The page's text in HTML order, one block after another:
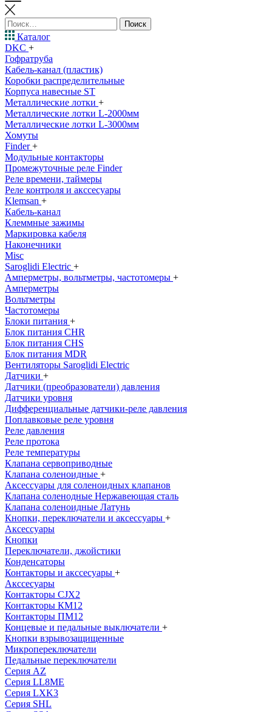
Найти:
Каталог
DKC +
Гофратруба
Кабель-канал (пластик)
Коробки распределительные
Корпуса навесные ST
Металлические лотки +
Металлические лотки L-2000мм
Металлические лотки L-3000мм
Хомуты
Finder+
Модульные контакторы
Промежуточные реле Finder
Реле времени, таймеры
Реле контроля и акссесуары
Klemsan +
Кабель-канал
Клеммные зажимы
Маркировка кабеля
Наконечники
Misc
Saroglidi Electric +
Амперметры, вольтметры, частотомеры +
Амперметры
Вольтметры
Частотомеры
Блоки питания +
Блок питания CHR
Блок питания CHS
Блок питания MDR
Вентиляторы Saroglidi Electric
Датчики +
Датчики (преобразователи) давления
Датчики уровня
Дифференциальные датчики-реле давления
Поплавковые реле уровня
Реле давления
Реле протока
Реле температуры
Клапана сервоприводные
Клапана соленоидные +
Аксессуары для соленоидных клапанов
Клапана соленодные Нержавеющая сталь
Клапана соленоидные Латунь
Кнопки, переключатели и аксессуары +
Аксессуары
Кнопки
Переключатели, джойстики
Конденсаторы
Контакторы и акссесуары +
Акссесуары
Контакторы CJX2
Контакторы КМ12
Контакторы ПМ12
Концевые и педальные выключатели +
Кнопки взрывозащищенные
Микропереключатели
Педальные переключатели
Серия AZ
Серия LL8ME
Серия LXK3
Серия SHL